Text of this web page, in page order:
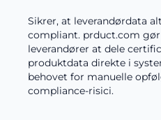
Sikrer, at leverandørdata
compliant. prduct.com
leverandører at dele
produktdata direkte i
behovet for manuelle
compliance-risici.